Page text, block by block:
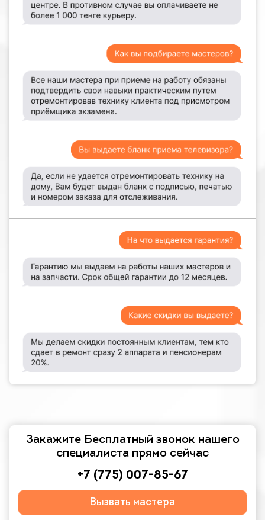
Закажите Бесплатный звонок нашего
специалиста прямо сейчас
+7 (775) 007-85-67
Вызвать мастера